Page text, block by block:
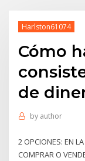
Harlston61074
Cómo
de
by author
2 OPCIONES: EN
COMPRAR O